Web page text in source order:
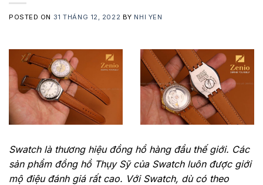
POSTED ON 31 THÁNG 12, 2022 BY NHI YEN
Swatch là thương hiệu đồng hồ hàng đầu thế giới. Các
sản phẩm đồng hồ Thụy Sỹ của Swatch luôn được giới
mộ điệu đánh giá rất cao. Với Swatch, dù có theo